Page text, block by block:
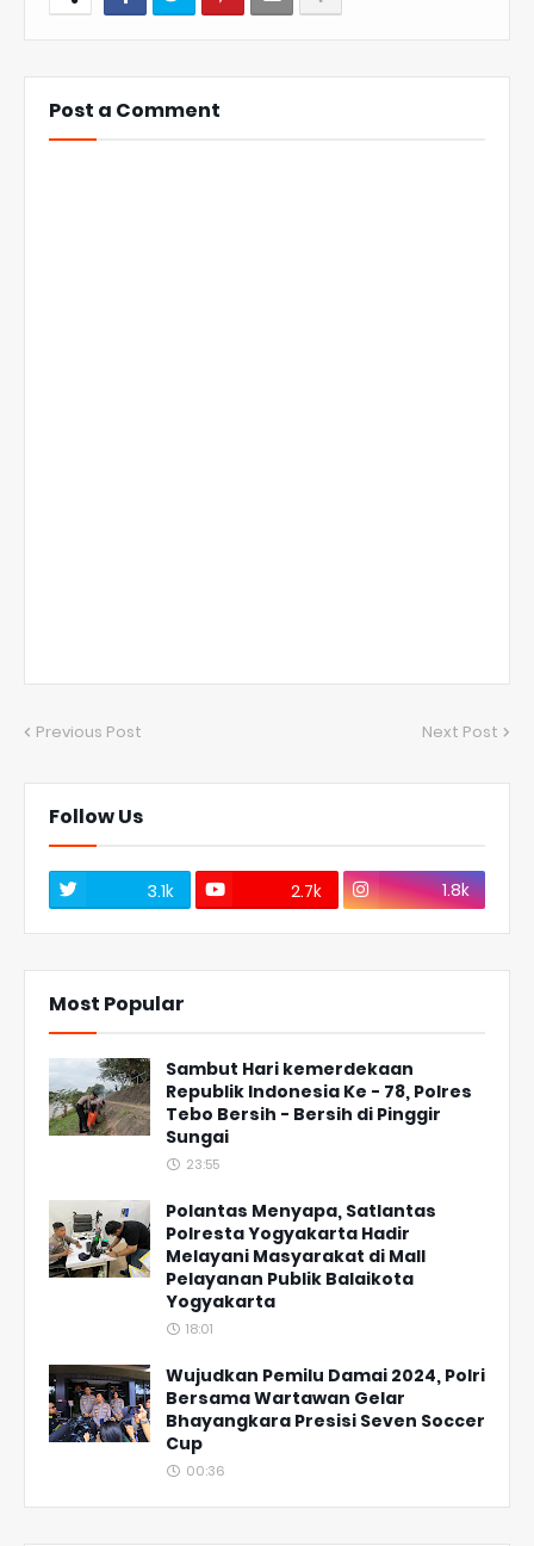
Post a Comment
Previous Post Next Post
Follow Us
3.1k 2.7k 1.8k
Most Popular
Sambut Hari kemerdekaan
Republik Indonesia Ke - 78, Polres
Tebo Bersih - Bersih di Pinggir
Sungai
23:55
Polantas Menyapa, Satlantas
Polresta Yogyakarta Hadir
Melayani Masyarakat di Mall
Pelayanan Publik Balaikota
Yogyakarta
18:01
Wujudkan Pemilu Damai 2024, Polri
Bersama Wartawan Gelar
Bhayangkara Presisi Seven Soccer
Cup
00:36